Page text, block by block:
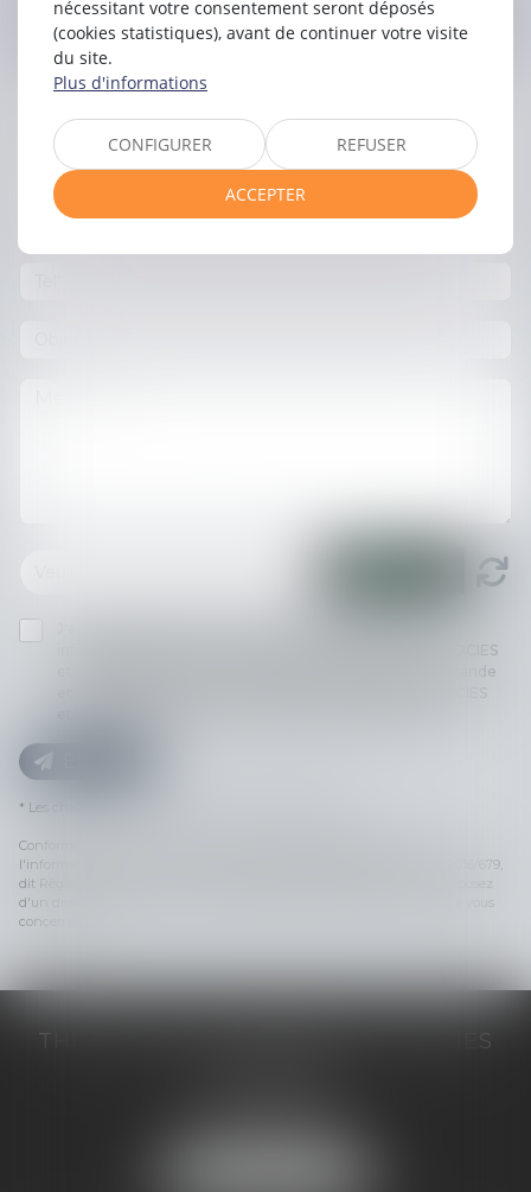
ContacterRachida AIT KASSI
informatiquement par THILL-MINICI-LEVIONNAIS & ASSOCIES
et l'hébergeur du présent site dans le cadre de ma demande
* Les champs suivis d'un astérisque sont obligatoires.
Conformément à la loi n°78-17 du 6 janvier 1978 modifiée relative à
l'informatique, aux fichiers et aux libertés, et au règlement européen 2016/679,
dit Règlement Général sur la Protection des Données (RGPD), vous disposez
d'un droit d'accès, de rectification, de suppression des informations qui vous
concernent.
THILL-MINICI-LEVIONNAIS & ASSOCIES
nécessitant votre consentement seront déposés
(cookies statistiques), avant de continuer votre visite
du site.
Plus d'informations
CONFIGURER REFUSER
ACCEPTER